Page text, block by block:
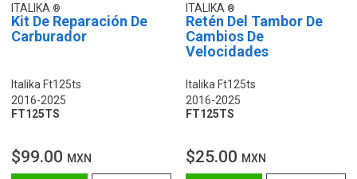
ITALIKA
Kit De Reparación De
Carburador
Italika Ft125ts
2016-2025
FT125TS
$99.00 MXN
ITALIKA
Retén Del Tambor De
Cambios De
Velocidades
Italika Ft125ts
2016-2025
FT125TS
$25.00 MXN